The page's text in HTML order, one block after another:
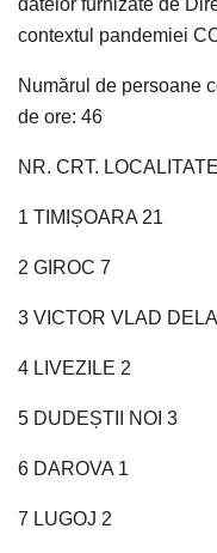
datelor furnizate de
contextul pandemiei
Numărul de persoane
de ore: 46
NR. CRT.
1 TIMIȘOARA 21
2 GIROC 7
3 VICTOR VLAD
4 LIVEZILE 2
5 DUDEȘTII NOI 3
6 DAROVA 1
7 LUGOJ 2